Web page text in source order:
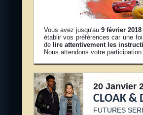
Vous avez jusqu'au 9 février 2018
établir vos préférences car une
de lire attentivement les
Nous attendons votre
20 Janvier
CLOAK &
FUTURES S